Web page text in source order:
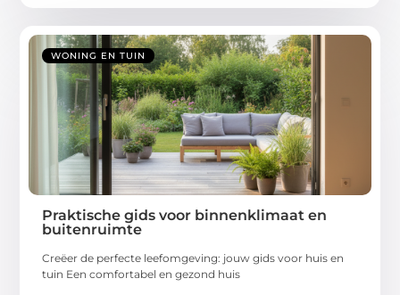
WONING EN TUIN
Praktische gids voor binnenklimaat en
buitenruimte
Creëer de perfecte leefomgeving: jouw gids voor huis en
tuin Een comfortabel en gezond huis